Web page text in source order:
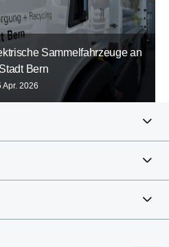
Sammelfahrzeuge an
Bern
Apr. 2026